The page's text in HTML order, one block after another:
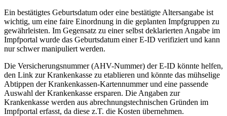
Ein bestätigtes Geburtsdatum oder eine bestätigte Altersangabe ist
wichtig, um eine faire Einordnung in die geplanten Impfgruppen zu
gewährleisten. Im Gegensatz zu einer selbst deklarierten Angabe im
Impfportal wurde das Geburtsdatum einer E-ID verifiziert und kann
nur schwer manipuliert werden.
Die Versicherungsnummer (AHV-Nummer) der E-ID könnte helfen,
den Link zur Krankenkasse zu etablieren und könnte das mühselige
Abtippen der Krankenkassen-Kartennummer und eine passende
Auswahl der Krankenkasse ersparen. Die Angaben zur
Krankenkasse werden aus abrechnungstechnischen Gründen im
Impfportal erfasst, da diese z.T. die Kosten übernehmen.